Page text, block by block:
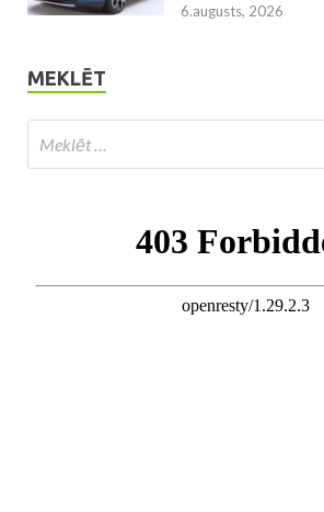
6.augusts, 2026
MEKLĒT